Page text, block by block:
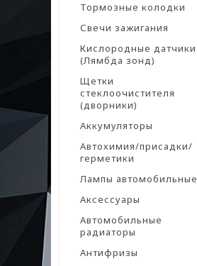
Тормозные колодки
Свечи зажигания
Кислородные датчики
(Лямбда зонд)
Щетки
стеклоочистителя
(дворники)
Аккумуляторы
Автохимия/присадки/
герметики
Лампы автомобильные
Аксессуары
Автомобильные
радиаторы
Антифризы